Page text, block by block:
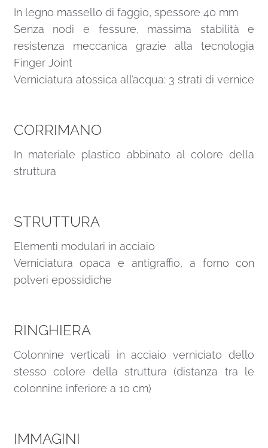
In legno massello di faggio, spessore 40 mm
Senza nodi e fessure, massima stabilità e
resistenza meccanica grazie alla tecnologia
Finger Joint
Verniciatura atossica all’acqua: 3 strati di vernice
CORRIMANO
In materiale plastico abbinato al colore della
struttura
STRUTTURA
Elementi modulari in acciaio
Verniciatura opaca e antigraffio, a forno con
polveri epossidiche
RINGHIERA
Colonnine verticali in acciaio verniciato dello
stesso colore della struttura (distanza tra le
colonnine inferiore a 10 cm)
IMMAGINI